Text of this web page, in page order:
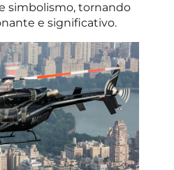
simbolismo, tornando
e significativo.